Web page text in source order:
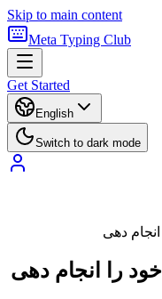
Skip to main content
Meta Typing Club
Get Started
English
Switch to dark mode
دهی
را انجام دهی